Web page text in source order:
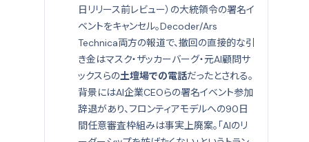
日リリース前レビュー）の大統領令の署名イ
ベントをキャンセル。Decoder/Ars
Technica両方の報道で、撤回の直接的な引
き金はマスク・ザッカーバーグ・元AI顧問サ
ックスらの土壇場での電話だったとされる。
背景にはAI企業CEOらの署名イベント参加
辞退があり、フロンティアモデルへの90日
間任意審査枠組みは事実上廃案。「AIのリ